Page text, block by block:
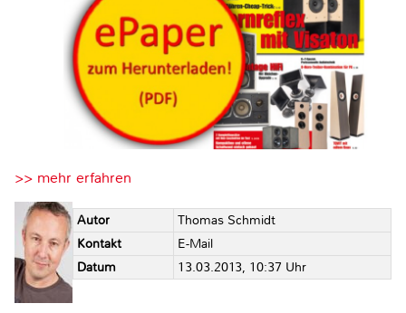
>> mehr erfahren
Autor
Thomas Schmidt
Kontakt
E-Mail
Datum
13.03.2013, 10:37 Uhr